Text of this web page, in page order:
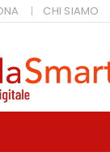
CHI SIAMO